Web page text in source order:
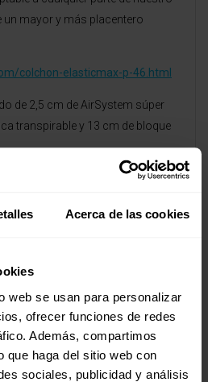
Acerca de las cookies
web se usan para personalizar
ofrecer funciones de redes
Además, compartimos
que haga del sitio web con
sociales, publicidad y análisis
mayor y más placentero
colchon-elasticmax-p-46.html
de 2,5 cm de AirSystem súper
transpirable y 13 cm de bloque
colchon-oximax-p-36.html
combina la transpirabilidad y la
colchon-serenita-p-190.html
la adaptabilidad de la